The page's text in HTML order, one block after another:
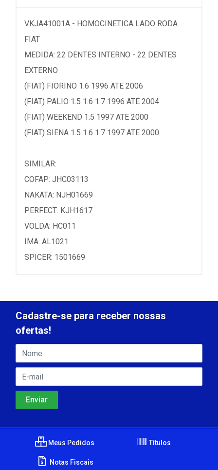
VKJA41001A - HOMOCINETICA LADO RODA
FIAT
MEDIDA: 22 DENTES INTERNO - 22 DENTES
EXTERNO
(FIAT) FIORINO 1.6 1996 ATE 2006
(FIAT) PALIO 1.5 1.6 1.7 1996 ATE 2004
(FIAT) WEEKEND 1.5 1997 ATE 2000
(FIAT) SIENA 1.5 1.6 1.7 1997 ATE 2000
SIMILAR:
COFAP: JHC03113
NAKATA: NJH01669
PERFECT: KJH1617
VOLDA: HC011
IMA: AL1021
SPICER: 1501669
Cadastre-se para receber nossas
ofertas!
Meus Pedidos Títulos
Notas Fiscais